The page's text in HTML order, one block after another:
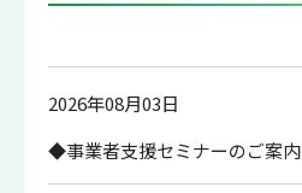
2026年08月03日
◆事業者支援セミナーのご案内